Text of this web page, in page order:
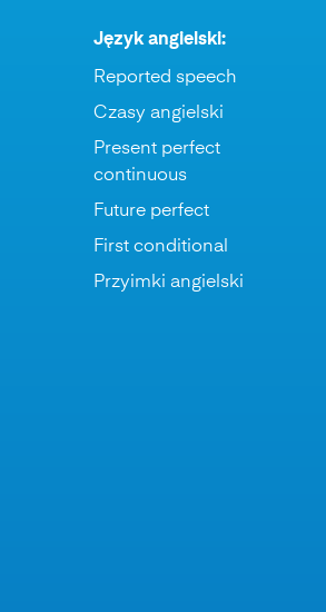
Język angielski:
Reported speech
Czasy angielski
Present perfect
continuous
Future perfect
First conditional
Przyimki angielski